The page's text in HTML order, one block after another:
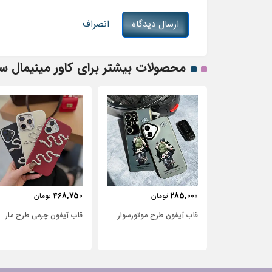
ارسال دیدگاه انصراف
محصولات بیشتر برای کاور مینیمال
468,750 تومان
قاب آیفون چرمی طرح مار
443,750 تومان
قاب آیفون شفاف با پاپیون